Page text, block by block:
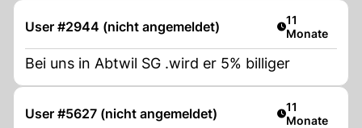
User #2944 (nicht angemeldet) Artikel
11
Monate
Bei uns in Abtwil SG .wird er 5% billiger
User #5627 (nicht angemeldet) Artikel
11
Monate